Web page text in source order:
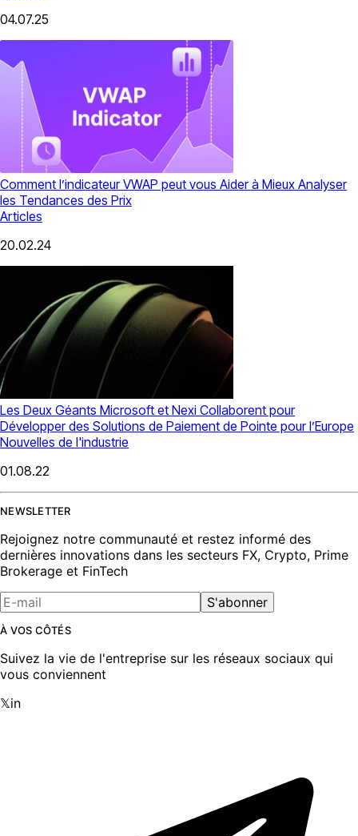
04.07.25
Comment l’indicateur VWAP peut vous Aider à Mieux Analyser
les Tendances des Prix
Articles
20.02.24
Les Deux Géants Microsoft et Nexi Collaborent pour
Développer des Solutions de Paiement de Pointe pour l’Europe
Nouvelles de l'industrie
01.08.22
NEWSLETTER
Rejoignez notre communauté et restez informé des
dernières innovations dans les secteurs FX, Crypto, Prime
Brokerage et FinTech
S'abonner
À VOS CÔTÉS
Suivez la vie de l'entreprise sur les réseaux sociaux qui
vous conviennent
𝕏in